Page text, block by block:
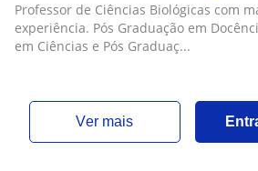
Professor de Ciências Biológicas com
experiência. Pós Graduação em
em Ciências e Pós Graduaç...
ver mais